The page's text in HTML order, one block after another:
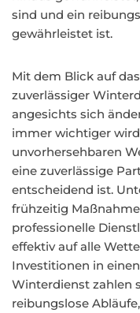
sind und ein
gewährleistet ist.
Mit dem Blick auf
zuverlässiger
angesichts sich
immer wichtiger
unvorhersehbaren
eine zuverlässige
entscheidend ist.
frühzeitig
professionelle
effektiv auf alle
Investitionen in
Winterdienst zahlen
reibungslose